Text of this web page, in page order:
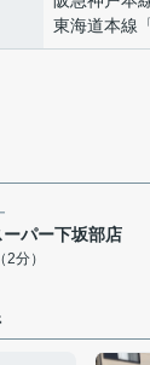
東海道本線
ーパー下坂部店
分）